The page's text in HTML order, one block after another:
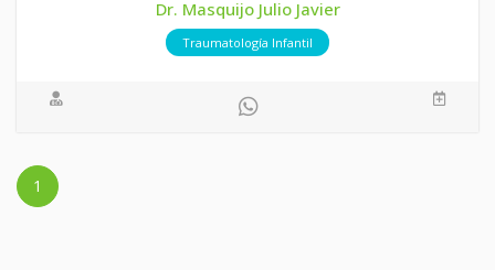
Dr. Masquijo Julio Javier
Traumatología Infantil
1